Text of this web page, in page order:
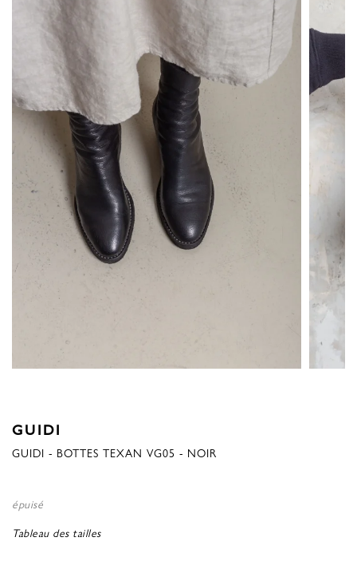
GUIDI
GUIDI - BOTTES TEXAN VG05 - NOIR
épuisé
Tableau des tailles